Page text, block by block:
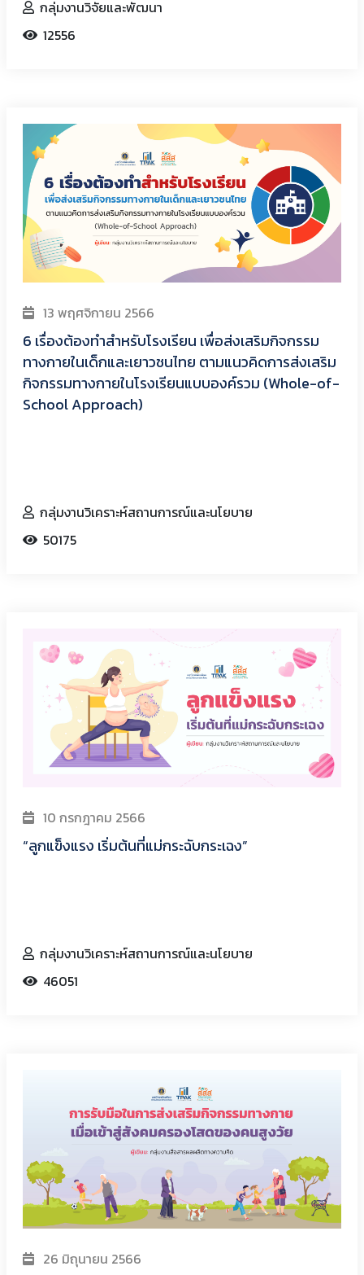
กลุ่มงานวิจัยและพัฒนา
12556
13 พฤศจิกายน 2566
6 เรื่องต้องทำสำหรับโรงเรียน เพื่อส่งเสริมกิจกรรม
ทางกายในเด็กและเยาวชนไทย ตามแนวคิดการส่งเสริม
กิจกรรมทางกายในโรงเรียนแบบองค์รวม (Whole-of-
School Approach)
กลุ่มงานวิเคราะห์สถานการณ์และนโยบาย
50175
10 กรกฎาคม 2566
“ลูกแข็งแรง เริ่มต้นที่แม่กระฉับกระเฉง”
กลุ่มงานวิเคราะห์สถานการณ์และนโยบาย
46051
26 มิถุนายน 2566